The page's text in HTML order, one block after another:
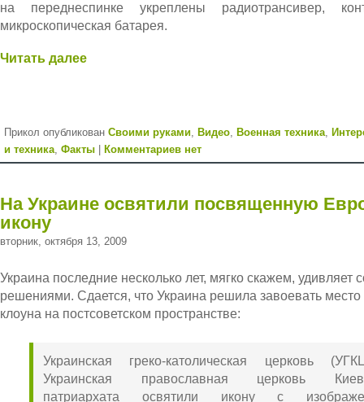
на переднеспинке укреплены радиотрансивер,
микроскопическая батарея.
Читать далее
Прикол опубликован Cвоими руками, Видео, Военная техника,
и техника, Факты Комментариев нет
На Украине освятили посвященную
икону
вторник, октября 13, 2009
Украина последние несколько лет, мягко скажем, удивляет
решениями. Сдается, что Украина решила завоевать место
клоуна на постсоветском пространстве:
Украинская греко-католическая церковь
Украинская православная церковь
патриархата освятили икону с